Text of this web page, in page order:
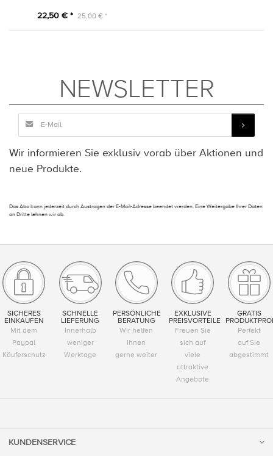
22,50 € * 25,00 € *
NEWSLETTER
Wir informieren Sie exklusiv vorab über Aktionen und
neue Produkte.
Das Abo kann jederzeit durch Austragen der E-Mail-Adresse beendet werden. Eine Weitergabe Ihrer Daten
an Dritte lehnen wir ab.
SICHERES
EINKAUFEN
Mit dem
Paypal
Käuferschutz
SCHNELLE
LIEFERUNG
Innerhalb
weniger
Werktage
PERSÖNLICHE
BERATUNG
Wir helfen
Ihnen
gerne weiter
EXKLUSIVE
PREISVORTEILE
Freuen Sie
sich auf
viele
attraktive
Angebote
GRATIS
Perfekt
auf Sie
abgestimmt
KUNDENSERVICE